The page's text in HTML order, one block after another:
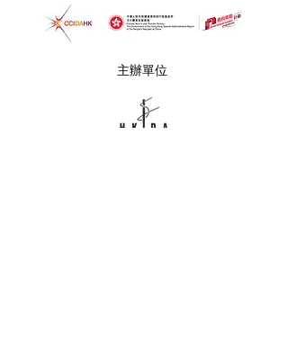
主辦單位